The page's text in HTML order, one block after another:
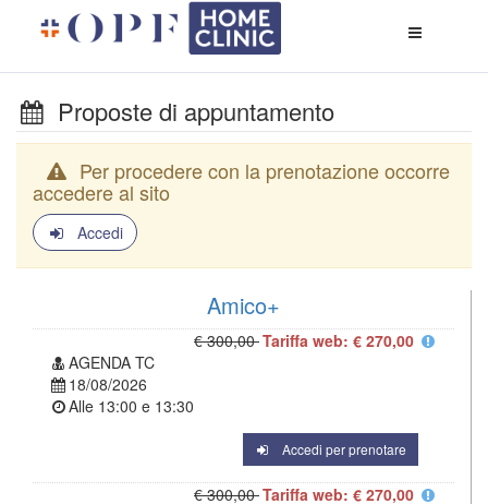
di
Proposte di appuntamento
Per procedere con la prenotazione occorre
accedere al sito
Accedi
Amico+
€ 300,00Tariffa web: € 270,00
AGENDA TC
18/08/2026
Alle 13:00 e 13:30
Accedi per prenotare
€ 300,00Tariffa web: € 270,00